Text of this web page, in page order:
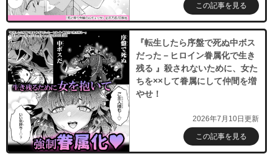
この記事を見る
『転生したら序盤で死ぬ中ボス
だった－ヒロイン眷属化で生き
残る 』殺されないために、女た
ちを××して眷属にして仲間を増
やせ！
2026年7月10日更新
この記事を見る